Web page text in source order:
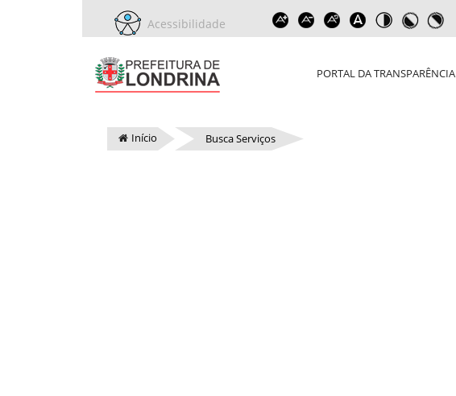
Acessibilidade
PORTAL DA TRANSPARÊNCIA
Início Busca Serviços